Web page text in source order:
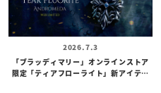
2026.7.3
「ブラッディマリー」オンラインストア
限定「ティアフローライト」新アイテム